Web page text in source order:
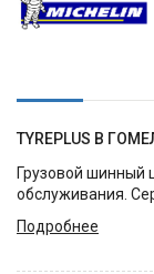
TYREPLUS В
Грузовой шинный
обслуживания.
Подробнее